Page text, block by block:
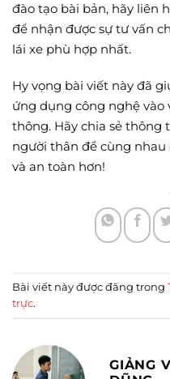
đào tạo bài bản, hãy liên
để nhận được sự tư vấn
lái xe phù hợp nhất.
Hy vọng bài viết này đã
ứng dụng công nghệ vào
thông. Hãy chia sẻ thông
người thân để cùng
và an toàn hơn!
Bài viết này được đăng trong
trực.
GIẢNG